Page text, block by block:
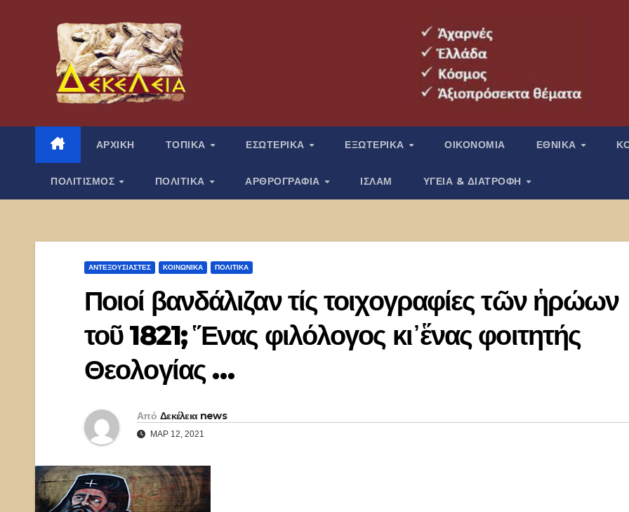
περιεχόμενο
ΑΡΧΙΚΗ ΤΟΠΙΚΑ ΕΣΩΤΕΡΙΚΑ ΕΞΩΤΕΡΙΚΑ ΟΙΚΟΝΟΜΙΑ ΕΘΝΙΚΑ
ΠΟΛΙΤΙΣΜΟΣ ΠΟΛΙΤΙΚΑ ΑΡΘΡΟΓΡΑΦΙΑ ΙΣΛΑΜ ΥΓΕΙΑ & ΔΙΑΤΡΟΦΗ
ΑΝΤΕΞΟΥΣΙΑΣΤΈΣ ΚΟΙΝΩΝΙΚΑ ΠΟΛΙΤΙΚΑ
Ποιοί βανδάλιζαν τίς τοιχογραφίες τῶν ἡρώων
τοῦ 1821; Ἕνας φιλόλογος κι᾿ἕνας φοιτητής
Θεολογίας …
Από Δεκέλεια news
ΜΑΡ 12, 2021